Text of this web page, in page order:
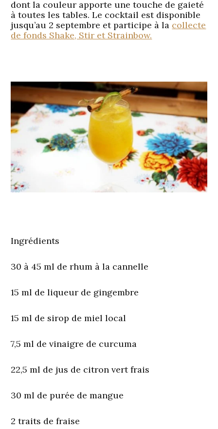
dont la couleur apporte une touche de gaieté
à toutes les tables. Le cocktail est disponible
jusqu’au 2 septembre et participe à la collecte
de fonds Shake, Stir et Strainbow.
Ingrédients
30 à 45 ml de rhum à la cannelle
15 ml de liqueur de gingembre
15 ml de sirop de miel local
7,5 ml de vinaigre de curcuma
22,5 ml de jus de citron vert frais
30 ml de purée de mangue
2 traits de fraise